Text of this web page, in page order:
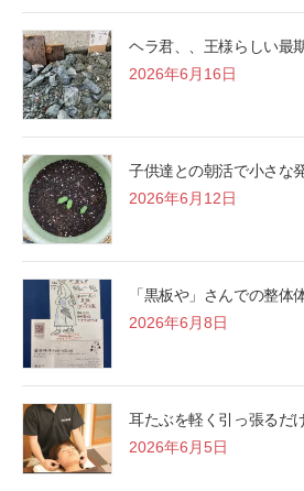
ヘラ君、、王様らしい最
2026年6月16日
子供達との朝活で小さな
2026年6月12日
「黒板や」さんでの整
2026年6月8日
耳たぶを軽く引っ張るだ
2026年6月5日